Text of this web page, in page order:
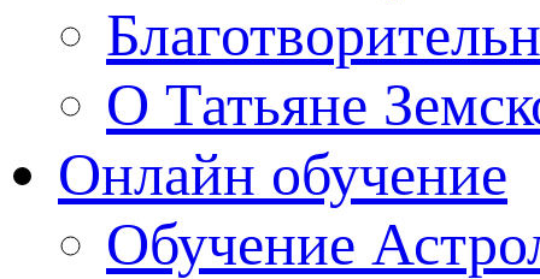
О Татьяне
Онлайн обучение
Обучение